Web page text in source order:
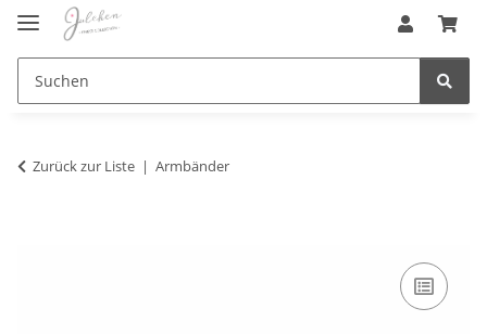
Zurück zur Liste Armbänder